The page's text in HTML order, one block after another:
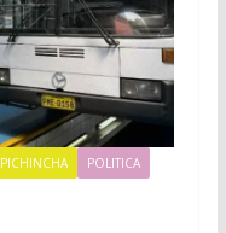
PICHINCHA
POLITICA